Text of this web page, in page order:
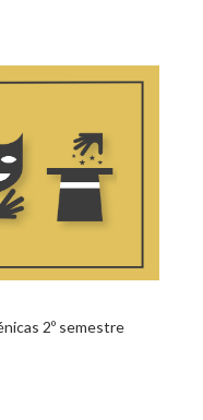
2º semestre